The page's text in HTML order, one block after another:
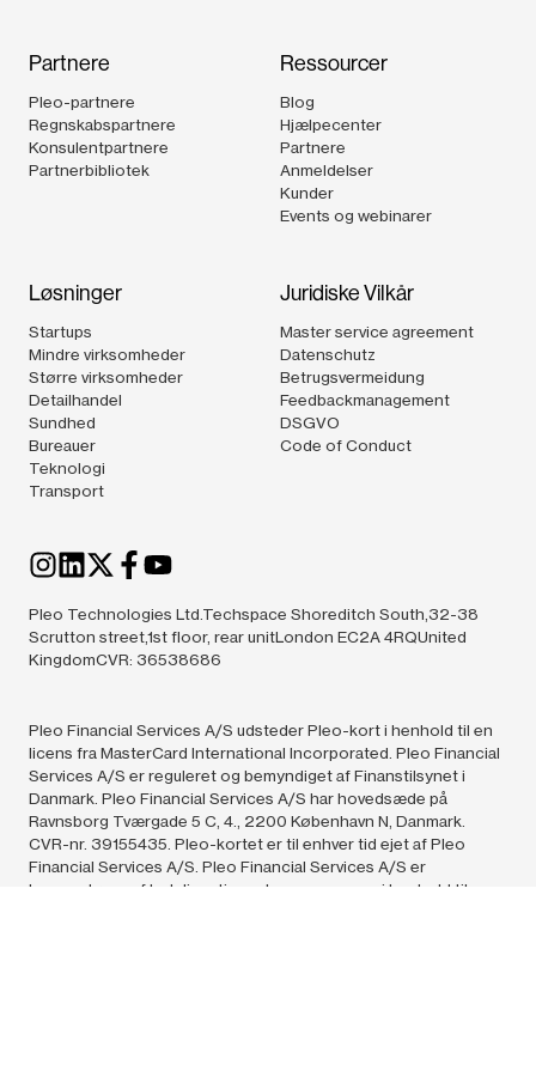
Partnere
Pleo-partnere
Regnskabspartnere
Konsulentpartnere
Partnerbibliotek
Ressourcer
Blog
Hjælpecenter
Partnere
Anmeldelser
Kunder
Events og webinarer
Løsninger
Startups
Mindre virksomheder
Større virksomheder
Detailhandel
Sundhed
Bureauer
Teknologi
Transport
Juridiske Vilkår
Master service agreement
Datenschutz
Betrugsvermeidung
Feedbackmanagement
DSGVO
Code of Conduct
Pleo Technologies Ltd.Techspace Shoreditch South,32-38
Scrutton street,1st floor, rear unitLondon EC2A 4RQUnited
KingdomCVR: 36538686
Pleo Financial Services A/S udsteder Pleo-kort i henhold til en
licens fra MasterCard International Incorporated. Pleo Financial
Services A/S er reguleret og bemyndiget af Finanstilsynet i
Danmark. Pleo Financial Services A/S har hovedsæde på
Ravnsborg Tværgade 5 C, 4., 2200 København N, Danmark.
CVR-nr. 39155435. Pleo-kortet er til enhver tid ejet af Pleo
Financial Services A/S. Pleo Financial Services A/S er
leverandøren af betalingstjenester og e-penge i henhold til